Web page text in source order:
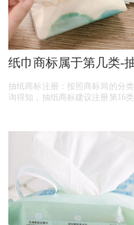
纸巾商标属于第几类-
「商标分类」
抽纸商标注册：按照商标局的分
询得知，抽纸商标建议注册第16类
标注册、 注册抽纸商标、棉韧抽
标注册、可湿水抽纸商标注册、
纸商标注册、厨房抽纸商标注册
商标注册、抽纸商标注册代办、
标注册代理要多久？抽纸商标注册
怎么样？ 抽纸商标注册流程以及
要哪些呢？抽纸商标注册代理时
过率高不高？今天商标设计注册
将抽纸的具体商品整理出来：